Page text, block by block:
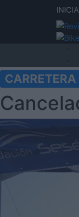
CARRETERA